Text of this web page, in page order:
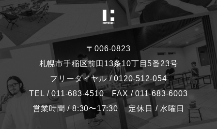
〒006-0823
札幌市手稲区前田13条10丁目5番23号
フリーダイヤル / 0120-512-054
TEL / 011-683-4510 FAX / 011-683-6003
営業時間 / 8:30〜17:30 定休日 / 水曜日